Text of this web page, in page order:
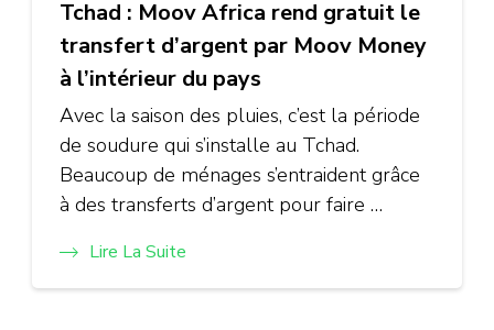
Tchad : Moov Africa rend gratuit le
transfert d’argent par Moov Money
à l’intérieur du pays
Avec la saison des pluies, c’est la période
de soudure qui s’installe au Tchad.
Beaucoup de ménages s’entraident grâce
à des transferts d’argent pour faire …
Lire La Suite